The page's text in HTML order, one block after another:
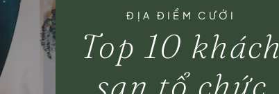
ĐỊA ĐIỂM CƯỚI
Top 10 khách
sạn tổ chức